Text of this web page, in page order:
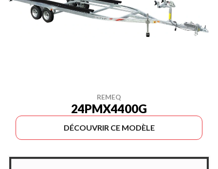
REMEQ
24PMX4400G
DÉCOUVRIR CE MODÈLE